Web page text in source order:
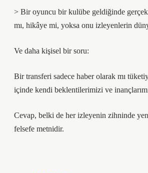
> Bir oyuncu bir kulübe geldiğinde
mı, hikâye mi, yoksa onu izleyenlerin
Ve daha kişisel bir soru:
Bir transferi sadece haber olarak mı
içinde kendi beklentilerimizi ve
Cevap, belki de her izleyenin zihninde
felsefe metnidir.